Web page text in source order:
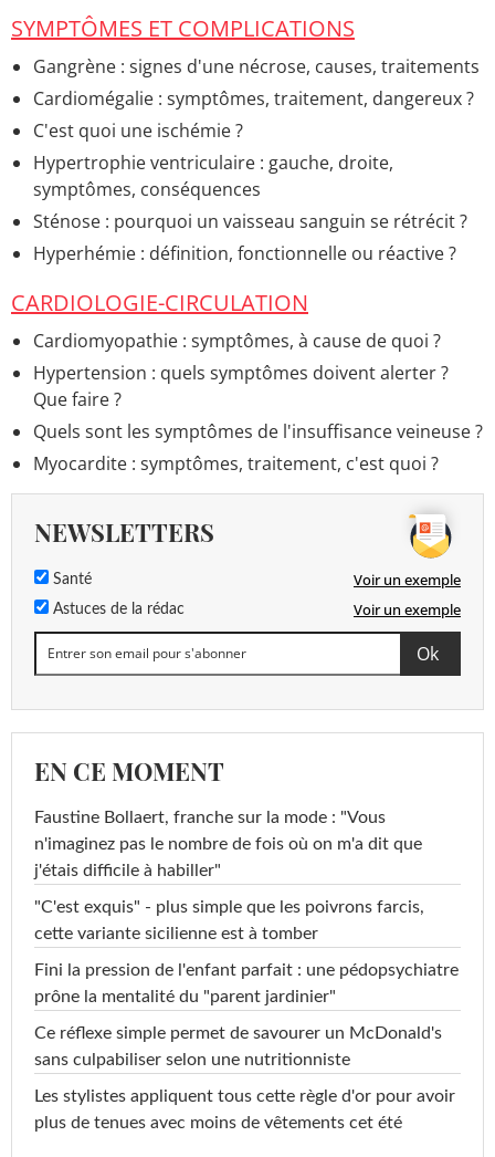
Douleur abdominale gauche> Accueil - Troubles
Comment enlever un bouchon d'oreille ? Tout seul ?
Symptômes> Accueil - ORL
Maladie de Charcot : premiers symptômes, espérance
de vie, c'est quoi ?> Accueil - Maladie du cerveau et de
la moelle épinière
Contracture abdominale symptômes> Accueil -
Troubles digestifs
traitement> Accueil - Système reproducteur
SYMPTÔMES ET COMPLICATIONS
Gangrène : signes d'une nécrose, causes, traitements
Cardiomégalie : symptômes, traitement, dangereux ?
C'est quoi une ischémie ?
Hypertrophie ventriculaire : gauche, droite,
symptômes, conséquences
Sténose : pourquoi un vaisseau sanguin se rétrécit ?
Hyperhémie : définition, fonctionnelle ou réactive ?
CARDIOLOGIE-CIRCULATION
Cardiomyopathie : symptômes, à cause de quoi ?
Hypertension : quels symptômes doivent alerter ?
Que faire ?
Quels sont les symptômes de l'insuffisance veineuse ?
Myocardite : symptômes, traitement, c'est quoi ?
NEWSLETTERS
Santé Voir un exemple
Astuces de la rédac Voir un exemple
EN CE MOMENT
Faustine Bollaert, franche sur la mode : "Vous
n'imaginez pas le nombre de fois où on m'a dit que
j'étais difficile à habiller"
"C'est exquis" - plus simple que les poivrons farcis,
cette variante sicilienne est à tomber
Fini la pression de l'enfant parfait : une pédopsychiatre
prône la mentalité du "parent jardinier"
Ce réflexe simple permet de savourer un McDonald's
sans culpabiliser selon une nutritionniste
Les stylistes appliquent tous cette règle d'or pour avoir
plus de tenues avec moins de vêtements cet été